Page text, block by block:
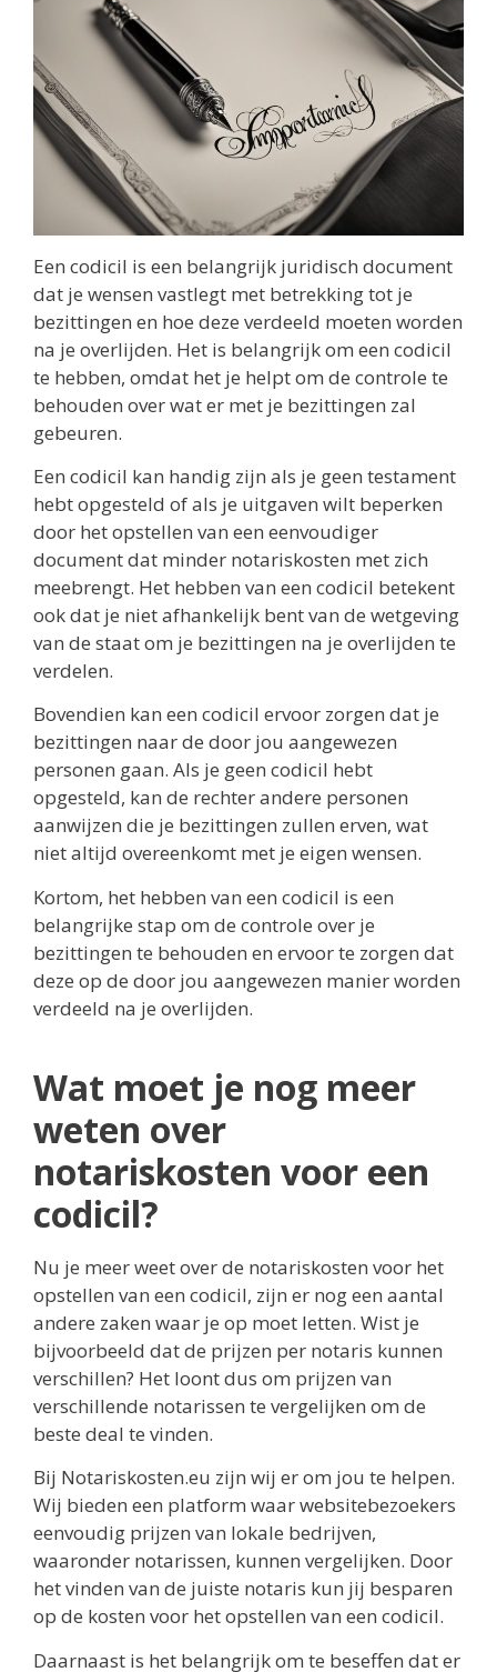
Een codicil is een belangrijk juridisch document
dat je wensen vastlegt met betrekking tot je
bezittingen en hoe deze verdeeld moeten worden
na je overlijden. Het is belangrijk om een codicil
te hebben, omdat het je helpt om de controle te
behouden over wat er met je bezittingen zal
gebeuren.
Een codicil kan handig zijn als je geen testament
hebt opgesteld of als je uitgaven wilt beperken
door het opstellen van een eenvoudiger
document dat minder notariskosten met zich
meebrengt. Het hebben van een codicil betekent
ook dat je niet afhankelijk bent van de wetgeving
van de staat om je bezittingen na je overlijden te
verdelen.
Bovendien kan een codicil ervoor zorgen dat je
bezittingen naar de door jou aangewezen
personen gaan. Als je geen codicil hebt
opgesteld, kan de rechter andere personen
aanwijzen die je bezittingen zullen erven, wat
niet altijd overeenkomt met je eigen wensen.
Kortom, het hebben van een codicil is een
belangrijke stap om de controle over je
bezittingen te behouden en ervoor te zorgen dat
deze op de door jou aangewezen manier worden
verdeeld na je overlijden.
Wat moet je nog meer
weten over
notariskosten voor een
codicil?
Nu je meer weet over de notariskosten voor het
opstellen van een codicil, zijn er nog een aantal
andere zaken waar je op moet letten. Wist je
bijvoorbeeld dat de prijzen per notaris kunnen
verschillen? Het loont dus om prijzen van
verschillende notarissen te vergelijken om de
beste deal te vinden.
Bij Notariskosten.eu zijn wij er om jou te helpen.
Wij bieden een platform waar websitebezoekers
eenvoudig prijzen van lokale bedrijven,
waaronder notarissen, kunnen vergelijken. Door
het vinden van de juiste notaris kun jij besparen
op de kosten voor het opstellen van een codicil.
Daarnaast is het belangrijk om te beseffen dat er